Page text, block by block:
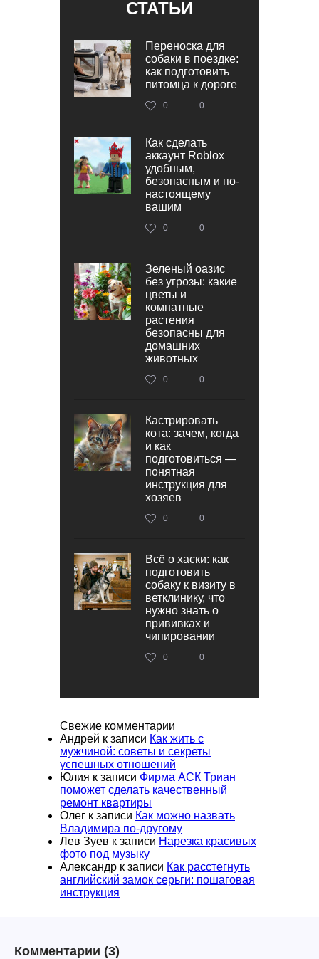
СТАТЬИ
Переноска для
собаки в поездке:
как подготовить
питомца к дороге
0 0
Как сделать
аккаунт Roblox
удобным,
безопасным и по-
настоящему
вашим
0 0
Зеленый оазис
без угрозы: какие
цветы и
комнатные
растения
безопасны для
домашних
животных
0 0
Кастрировать
кота: зачем, когда
и как
подготовиться —
понятная
инструкция для
хозяев
0 0
Всё о хаски: как
подготовить
собаку к визиту в
ветклинику, что
нужно знать о
прививках и
чипировании
0 0
Свежие комментарии
Андрей к записи Как жить с
мужчиной: советы и секреты
успешных отношений
Юлия к записи Фирма АСК Триан
поможет сделать качественный
ремонт квартиры
Олег к записи Как можно назвать
Владимира по-другому
Лев Зуев к записи Нарезка красивых
фото под музыку
Александр к записи Как расстегнуть
английский замок серьги: пошаговая
инструкция
Комментарии (3)